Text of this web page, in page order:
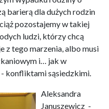
barierą dla dużych rodzin
pozostajemy w takiej
ludzi, którzy chcą
z tego marzenia, albo musi
i… jak w
konfliktami sąsiedzkimi.
Aleksandra
Januszewicz -